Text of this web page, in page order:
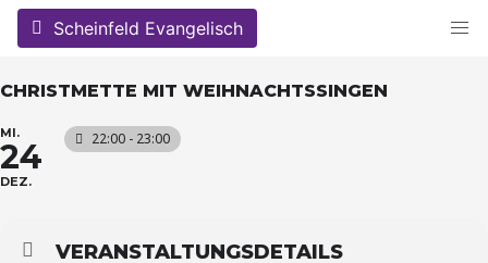
Skip
Scheinfeld Evangelisch
CHRISTMETTE MIT WEIHNACHTSSINGEN
MI.
24
DEZ.
22:00 - 23:00
VERANSTALTUNGSDETAILS